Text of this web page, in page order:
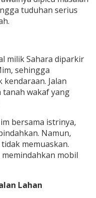
tuduhan serius
milik Sahara diparkir
sehingga
Jalan
wakaf yang
bersama istrinya,
Namun,
memuaskan.
mobil
Lahan